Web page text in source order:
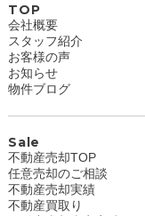
TOP
会社概要
スタッフ紹介
お客様の声
お知らせ
物件ブログ
Sale
不動産売却TOP
任意売却のご相談
不動産売却実績
不動産買取り